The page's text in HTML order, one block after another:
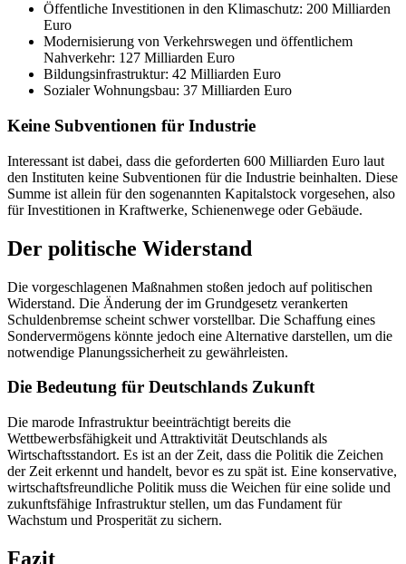
Öffentliche Investitionen in den Klimaschutz: 200 Milliarden
Euro
Modernisierung von Verkehrswegen und öffentlichem
Nahverkehr: 127 Milliarden Euro
Bildungsinfrastruktur: 42 Milliarden Euro
Sozialer Wohnungsbau: 37 Milliarden Euro
Keine Subventionen für Industrie
Interessant ist dabei, dass die geforderten 600 Milliarden Euro laut
den Instituten keine Subventionen für die Industrie beinhalten. Diese
Summe ist allein für den sogenannten Kapitalstock vorgesehen, also
für Investitionen in Kraftwerke, Schienenwege oder Gebäude.
Der politische Widerstand
Die vorgeschlagenen Maßnahmen stoßen jedoch auf politischen
Widerstand. Die Änderung der im Grundgesetz verankerten
Schuldenbremse scheint schwer vorstellbar. Die Schaffung eines
Sondervermögens könnte jedoch eine Alternative darstellen, um die
notwendige Planungssicherheit zu gewährleisten.
Die Bedeutung für Deutschlands Zukunft
Die marode Infrastruktur beeinträchtigt bereits die
Wettbewerbsfähigkeit und Attraktivität Deutschlands als
Wirtschaftsstandort. Es ist an der Zeit, dass die Politik die Zeichen
der Zeit erkennt und handelt, bevor es zu spät ist. Eine konservative,
wirtschaftsfreundliche Politik muss die Weichen für eine solide und
zukunftsfähige Infrastruktur stellen, um das Fundament für
Wachstum und Prosperität zu sichern.
Fazit